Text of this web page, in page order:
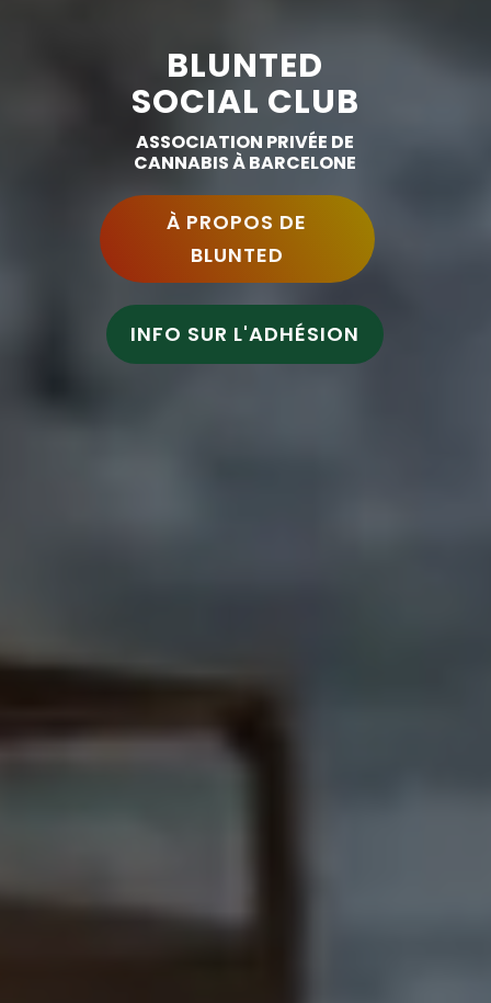
BLUNTED
SOCIAL CLUB
ASSOCIATION PRIVÉE DE
CANNABIS À BARCELONE
À PROPOS DE
BLUNTED
INFO SUR L'ADHÉSION